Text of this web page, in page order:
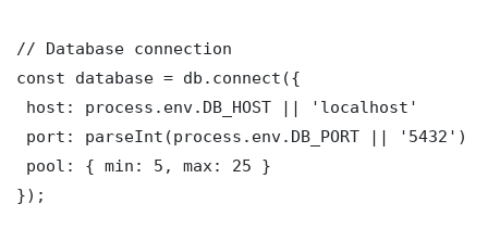
// Database connection
const database = db.connect({
host: process.env.DB_HOST || 'localhost'
port: parseInt(process.env.DB_PORT || '5432')
pool: { min: 5, max: 25 }
});